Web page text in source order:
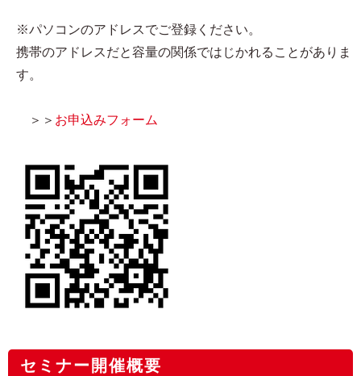
※パソコンのアドレスでご登録ください。
携帯のアドレスだと容量の関係ではじかれることがありま
す。
＞＞ お申込みフォーム
セミナー開催概要